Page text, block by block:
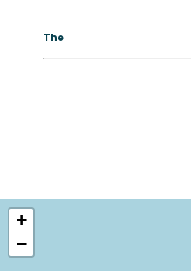
The
+
−